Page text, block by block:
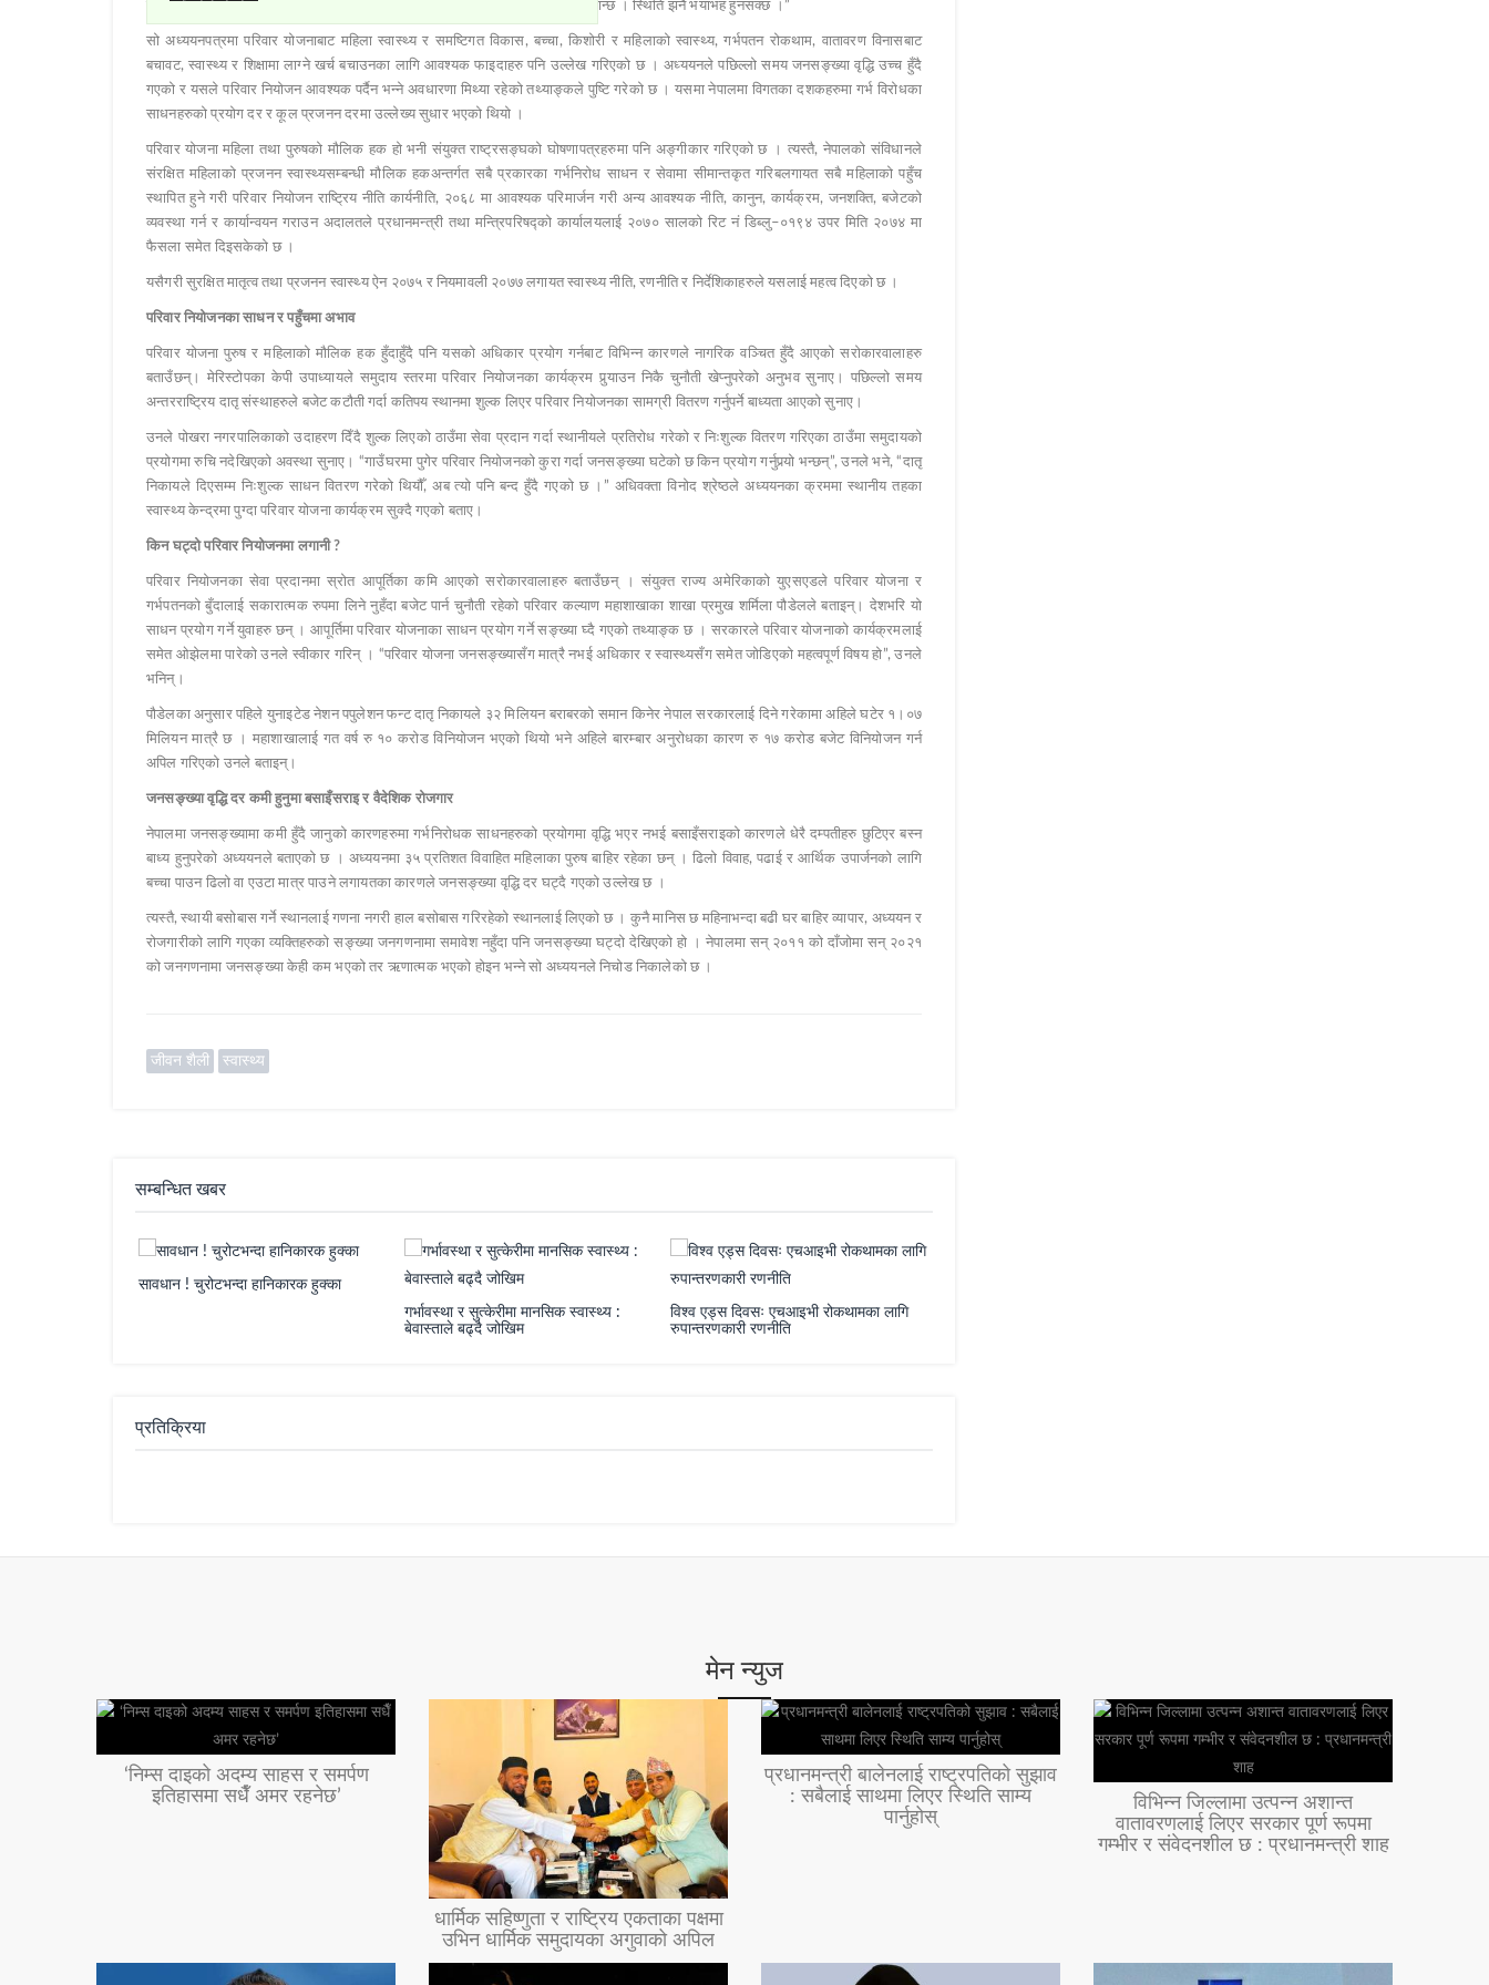
कार्यक्रममा निरन्तरता नपाइएको खण्डमा महिला र बच्चाको स्वास्थ्य सुरक्षामा खतरा बढ्दै जान्छ । स्थिति झनै भयाभह हुनसक्छ ।”
सो अध्ययनपत्रमा परिवार योजनाबाट महिला स्वास्थ्य र समष्टिगत विकास, बच्चा, किशोरी र महिलाको स्वास्थ्य, गर्भपतन रोकथाम, वातावरण विनासबाट
बचावट, स्वास्थ्य र शिक्षामा लाग्ने खर्च बचाउनका लागि आवश्यक फाइदाहरु पनि उल्लेख गरिएको छ । अध्ययनले पछिल्लो समय जनसङ्ख्या वृद्धि उच्च हुँदै
गएको र यसले परिवार नियोजन आवश्यक पर्दैन भन्ने अवधारणा मिथ्या रहेको तथ्याङ्कले पुष्टि गरेको छ । यसमा नेपालमा विगतका दशकहरुमा गर्भ विरोधका
साधनहरुको प्रयोग दर र कूल प्रजनन दरमा उल्लेख्य सुधार भएको थियो ।
परिवार योजना महिला तथा पुरुषको मौलिक हक हो भनी संयुक्त राष्ट्रसङ्घको घोषणापत्रहरुमा पनि अङ्गीकार गरिएको छ । त्यस्तै, नेपालको संविधानले
संरक्षित महिलाको प्रजनन स्वास्थ्यसम्बन्धी मौलिक हकअन्तर्गत सबै प्रकारका गर्भनिरोध साधन र सेवामा सीमान्तकृत गरिबलगायत सबै महिलाको पहुँच
स्थापित हुने गरी परिवार नियोजन राष्ट्रिय नीति कार्यनीति, २०६८ मा आवश्यक परिमार्जन गरी अन्य आवश्यक नीति, कानुन, कार्यक्रम, जनशक्ति, बजेटको
व्यवस्था गर्न र कार्यान्वयन गराउन अदालतले प्रधानमन्त्री तथा मन्त्रिपरिषद्को कार्यालयलाई २०७० सालको रिट नं डिब्लु–०१९४ उपर मिति २०७४ मा
फैसला समेत दिइसकेको छ ।
यसैगरी सुरक्षित मातृत्व तथा प्रजनन स्वास्थ्य ऐन २०७५ र नियमावली २०७७ लगायत स्वास्थ्य नीति, रणनीति र निर्देशिकाहरुले यसलाई महत्व दिएको छ ।
परिवार नियोजनका साधन र पहुँचमा अभाव
परिवार योजना पुरुष र महिलाको मौलिक हक हुँदाहुँदै पनि यसको अधिकार प्रयोग गर्नबाट विभिन्न कारणले नागरिक वञ्चित हुँदै आएको सरोकारवालाहरु
बताउँछन्। मेरिस्टोपका केपी उपाध्यायले समुदाय स्तरमा परिवार नियोजनका कार्यक्रम पुर्‍याउन निकै चुनौती खेप्नुपरेको अनुभव सुनाए। पछिल्लो समय
अन्तरराष्ट्रिय दातृ संस्थाहरुले बजेट कटौती गर्दा कतिपय स्थानमा शुल्क लिएर परिवार नियोजनका सामग्री वितरण गर्नुपर्ने बाध्यता आएको सुनाए।
उनले पोखरा नगरपालिकाको उदाहरण दिँदै शुल्क लिएको ठाउँमा सेवा प्रदान गर्दा स्थानीयले प्रतिरोध गरेको र निःशुल्क वितरण गरिएका ठाउँमा समुदायको
प्रयोगमा रुचि नदेखिएको अवस्था सुनाए। “गाउँघरमा पुगेर परिवार नियोजनको कुरा गर्दा जनसङ्ख्या घटेको छ किन प्रयोग गर्नुपर्‍यो भन्छन्”, उनले भने, “दातृ
निकायले दिएसम्म निःशुल्क साधन वितरण गरेको थियौँ, अब त्यो पनि बन्द हुँदै गएको छ ।” अधिवक्ता विनोद श्रेष्ठले अध्ययनका क्रममा स्थानीय तहका
स्वास्थ्य केन्द्रमा पुग्दा परिवार योजना कार्यक्रम सुक्दै गएको बताए।
किन घट्दो परिवार नियोजनमा लगानी ?
परिवार नियोजनका सेवा प्रदानमा स्रोत आपूर्तिका कमि आएको सरोकारवालाहरु बताउँछन् । संयुक्त राज्य अमेरिकाको युएसएडले परिवार योजना र
गर्भपतनको बुँदालाई सकारात्मक रुपमा लिने नुहँदा बजेट पार्न चुनौती रहेको परिवार कल्याण महाशाखाका शाखा प्रमुख शर्मिला पौडेलले बताइन्। देशभरि यो
साधन प्रयोग गर्ने युवाहरु छन् । आपूर्तिमा परिवार योजनाका साधन प्रयोग गर्ने सङ्ख्या घ्दै गएको तथ्याङ्क छ । सरकारले परिवार योजनाको कार्यक्रमलाई
समेत ओझेलमा पारेको उनले स्वीकार गरिन् । “परिवार योजना जनसङ्ख्यासँग मात्रै नभई अधिकार र स्वास्थ्यसँग समेत जोडिएको महत्वपूर्ण विषय हो”, उनले
भनिन्।
पौडेलका अनुसार पहिले युनाइटेड नेशन पपुलेशन फन्ट दातृ निकायले ३२ मिलियन बराबरको समान किनेर नेपाल सरकारलाई दिने गरेकामा अहिले घटेर १।०७
मिलियन मात्रै छ । महाशाखालाई गत वर्ष रु १० करोड विनियोजन भएको थियो भने अहिले बारम्बार अनुरोधका कारण रु १७ करोड बजेट विनियोजन गर्न
अपिल गरिएको उनले बताइन्।
जनसङ्ख्या वृद्धि दर कमी हुनुमा बसाइँसराइ र वैदेशिक रोजगार
नेपालमा जनसङ्ख्यामा कमी हुँदै जानुको कारणहरुमा गर्भनिरोधक साधनहरुको प्रयोगमा वृद्धि भएर नभई बसाइँसराइको कारणले धेरै दम्पतीहरु छुटिएर बस्न
बाध्य हुनुपरेको अध्ययनले बताएको छ । अध्ययनमा ३५ प्रतिशत विवाहित महिलाका पुरुष बाहिर रहेका छन् । ढिलो विवाह, पढाई र आर्थिक उपार्जनको लागि
बच्चा पाउन ढिलो वा एउटा मात्र पाउने लगायतका कारणले जनसङ्ख्या वृद्धि दर घट्दै गएको उल्लेख छ ।
त्यस्तै, स्थायी बसोबास गर्ने स्थानलाई गणना नगरी हाल बसोबास गरिरहेको स्थानलाई लिएको छ । कुनै मानिस छ महिनाभन्दा बढी घर बाहिर व्यापार, अध्ययन र
रोजगारीको लागि गएका व्यक्तिहरुको सङ्ख्या जनगणनामा समावेश नहुँदा पनि जनसङ्ख्या घट्दो देखिएको हो । नेपालमा सन् २०११ को दाँजोमा सन् २०२१
को जनगणनामा जनसङ्ख्या केही कम भएको तर ऋणात्मक भएको होइन भन्ने सो अध्ययनले निचोड निकालेको छ ।
जीवन शैली स्वास्थ्य
सम्बन्धित खबर
! चुरोटभन्दा हानिकारक हुक्का
गर्भावस्था र सुत्केरीमा मानसिक स्वास्थ्य :
विश्व एड्स दिवसः एचआइभी रोकथामका लागि
रुपान्तरणकारी रणनीति
रुसले विकास गर्‍यो क्यान्सरविरुद्ध उपयोग हुने नयाँ
खालको एमआरएनए खोप
प्रतिक्रिया
मेन न्युज
‘निम्स दाइको अदम्य साहस र समर्पण
इतिहासमा सधैँ अमर रहनेछ’
धार्मिक सहिष्णुता र राष्ट्रिय एकताका पक्षमा
उभिन धार्मिक समुदायका अगुवाको अपिल
प्रधानमन्त्री बालेनलाई राष्ट्रपतिको सुझाव
: सबैलाई साथमा लिएर स्थिति साम्य
पार्नुहोस्
विभिन्न जिल्लामा उत्पन्न अशान्त
वातावरणलाई लिएर सरकार पूर्ण रूपमा
गम्भीर र संवेदनशील छ : प्रधानमन्त्री शाह